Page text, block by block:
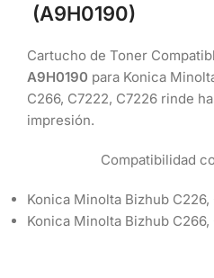
(A9H0190)
Cartucho de Toner
A9H0190 para Konica
C266, C7222, C7226 rinde
impresión.
Compatibilidad
Konica Minolta Bizhub C226,
Konica Minolta Bizhub C266,